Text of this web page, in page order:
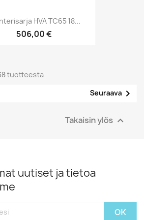
HVA TC65 18...
506,00 €
tuotteesta
Seuraava 
Takaisin ylös 
uutiset ja tietoa